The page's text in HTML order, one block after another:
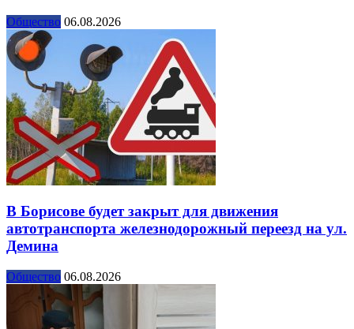
Общество 06.08.2026
В Борисове будет закрыт для движения
автотранспорта железнодорожный переезд на ул.
Демина
Общество 06.08.2026